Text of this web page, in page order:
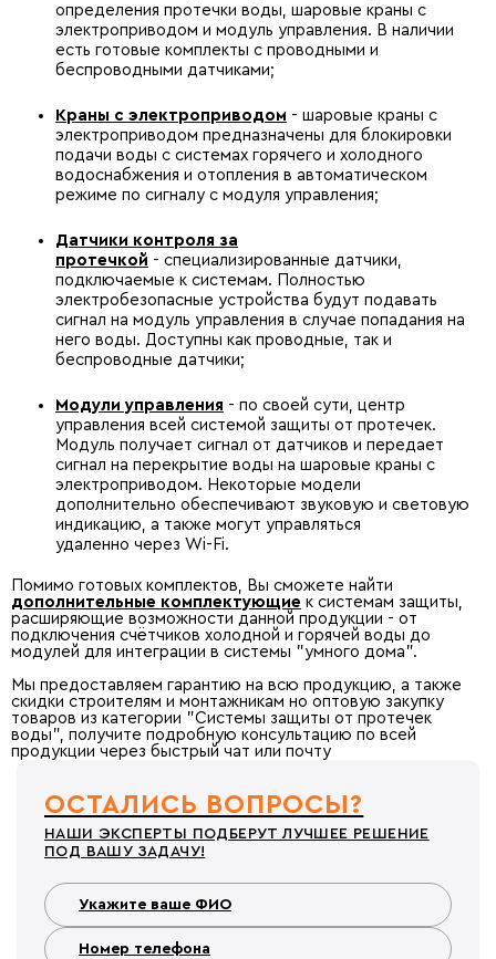
определения протечки воды, шаровые краны с
электроприводом и модуль управления. В наличии
есть готовые комплекты с проводными и
беспроводными датчиками;
Краны с электроприводом - шаровые краны с
электроприводом предназначены для блокировки
подачи воды с системах горячего и холодного
водоснабжения и отопления в автоматическом
режиме по сигналу с модуля управления;
Датчики контроля за
протечкой - специализированные датчики,
подключаемые к системам. Полностью
электробезопасные устройства будут подавать
сигнал на модуль управления в случае попадания на
него воды. Доступны как проводные, так и
беспроводные датчики;
Модули управления - по своей сути, центр
управления всей системой защиты от протечек.
Модуль получает сигнал от датчиков и передает
сигнал на перекрытие воды на шаровые краны с
электроприводом. Некоторые модели
дополнительно обеспечивают звуковую и световую
индикацию, а также могут управляться
удаленно через Wi-Fi.
Помимо готовых комплектов, Вы сможете найти
дополнительные комплектующие к системам защиты,
расширяющие возможности данной продукции - от
подключения счётчиков холодной и горячей воды до
модулей для интеграции в системы "умного дома".
Мы предоставляем гарантию на всю продукцию, а также
скидки строителям и монтажникам но оптовую закупку
товаров из категории "Системы защиты от протечек
воды", получите подробную консультацию по всей
продукции через быстрый чат или почту
ОСТАЛИСЬ ВОПРОСЫ?
НАШИ ЭКСПЕРТЫ ПОДБЕРУТ ЛУЧШЕЕ РЕШЕНИЕ
ПОД ВАШУ ЗАДАЧУ!